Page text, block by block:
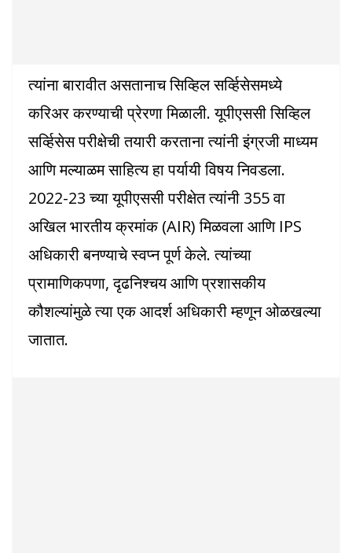
त्यांना बारावीत असतानाच सिव्हिल सर्व्हिसेसमध्ये
करिअर करण्याची प्रेरणा मिळाली. यूपीएससी सिव्हिल
सर्व्हिसेस परीक्षेची तयारी करताना त्यांनी इंग्रजी माध्यम
आणि मल्याळम साहित्य हा पर्यायी विषय निवडला.
2022-23 च्या यूपीएससी परीक्षेत त्यांनी 355 वा
अखिल भारतीय क्रमांक (AIR) मिळवला आणि IPS
अधिकारी बनण्याचे स्वप्न पूर्ण केले. त्यांच्या
प्रामाणिकपणा, दृढनिश्चय आणि प्रशासकीय
कौशल्यांमुळे त्या एक आदर्श अधिकारी म्हणून ओळखल्या
जातात.